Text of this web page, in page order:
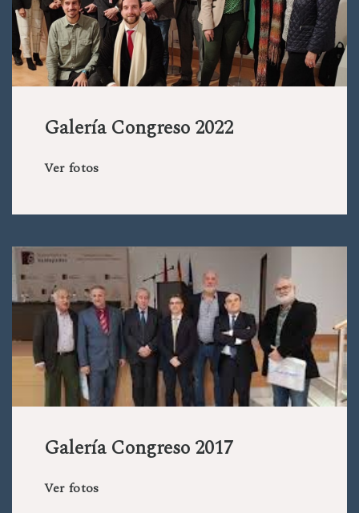
Galería Congreso 2022
Ver fotos
Galería Congreso 2017
Ver fotos